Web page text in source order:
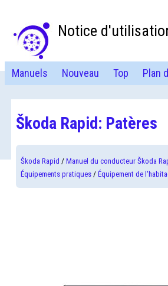
Notice
Manuels Nouveau Top Plan
Škoda Rapid: Patères
Škoda Rapid /Manuel du conducteur Škoda
Équipements pratiques /Équipement de